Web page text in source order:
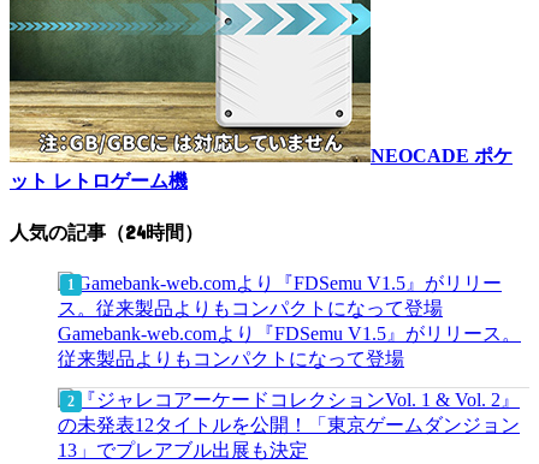
NEOCADE ポケ
ット レトロゲーム機
人気の記事（24時間）
Gamebank-web.comより『FDSemu V1.5』がリリース。
従来製品よりもコンパクトになって登場